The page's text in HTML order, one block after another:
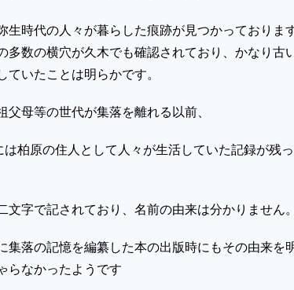
生時代の人々が暮らした痕跡が見つかっておりま
多数の横穴が久木でも確認されており、かなり古
いたことは明らかです。
父母等の世代が集落を離れる以前、
は柏原の住人として人々が生活していた記録が残
文字で記されており、名前の由来は分かりません
集落の記憶を編纂した本の出版時にもその由来を
らなかったようです